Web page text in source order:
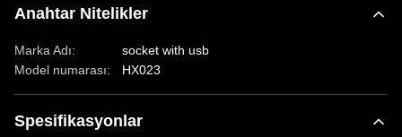
Anahtar Nitelikler
Marka Adı:
socket with usb
Model numarası:
HX023
Spesifikasyonlar